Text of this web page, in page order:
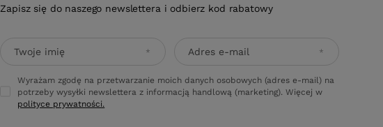
Zapisz się do naszego newslettera i odbierz kod rabatowy
Twoje imię Adres e-mail
Wyrażam zgodę na przetwarzanie moich danych osobowych (adres e-mail) na
potrzeby wysyłki newslettera z informacją handlową (marketing). Więcej w
polityce prywatności.